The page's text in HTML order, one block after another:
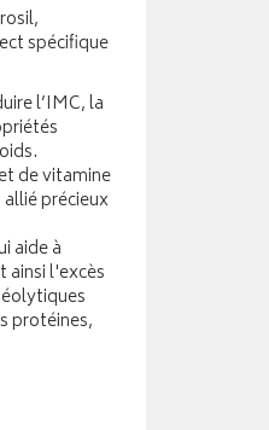
spécifique
l’IMC, la
de vitamine
précieux
aide à
ainsi l'excès
protéines,